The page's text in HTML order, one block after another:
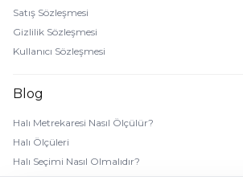
Satış Sözleşmesi
Gizlilik Sözleşmesi
Kullanıcı Sözleşmesi
Blog
Halı Metrekaresi Nasıl Ölçülür?
Halı Ölçüleri
Halı Seçimi Nasıl Olmalıdır?
Halı Rengi Nasıl Seçilir?